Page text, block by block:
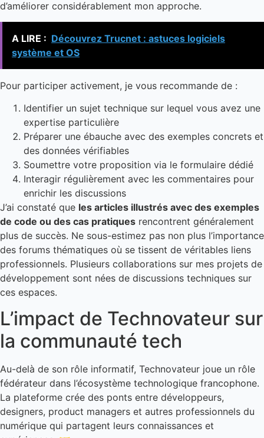
d’améliorer considérablement mon approche.
A LIRE : Découvrez Trucnet : astuces logiciels
système et OS
Pour participer activement, je vous recommande de :
Identifier un sujet technique sur lequel vous avez une
expertise particulière
Préparer une ébauche avec des exemples concrets et
des données vérifiables
Soumettre votre proposition via le formulaire dédié
Interagir régulièrement avec les commentaires pour
enrichir les discussions
J’ai constaté que les articles illustrés avec des exemples
de code ou des cas pratiques rencontrent généralement
plus de succès. Ne sous-estimez pas non plus l’importance
des forums thématiques où se tissent de véritables liens
professionnels. Plusieurs collaborations sur mes projets de
développement sont nées de discussions techniques sur
ces espaces.
L’impact de Technovateur sur
la communauté tech
Au-delà de son rôle informatif, Technovateur joue un rôle
fédérateur dans l’écosystème technologique francophone.
La plateforme crée des ponts entre développeurs,
designers, product managers et autres professionnels du
numérique qui partagent leurs connaissances et